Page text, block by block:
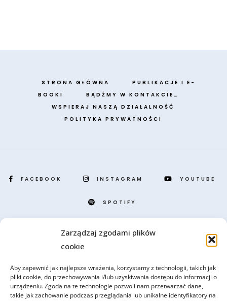
Zarządzaj zgodami plików
cookie
Aby zapewnić jak najlepsze wrażenia, korzystamy z technologii, takich jak
pliki cookie, do przechowywania i/lub uzyskiwania dostępu do informacji o
urządzeniu. Zgoda na te technologie pozwoli nam przetwarzać dane,
takie jak zachowanie podczas przeglądania lub unikalne identyfikatory na
STRONA GŁÓWNA
PUBLIKACJE I E-
BOOKI
BĄDŹMY W KONTAKCIE…
WSPIERAJ NASZĄ DZIAŁALNOŚĆ
POLITYKA PRYWATNOŚCI
FACEBOOK INSTAGRAM YOUTUBE
SPOTIFY
Portal CSPB, przygotowany i prowadzony przez benedyktynów z opactwa
Odpowiedź jest prosta: CSPB to pierwsze centrum on-line, w którym
zgromadziliśmy dla Was starożytne i współczesne teksty duchowości
monastycznej.